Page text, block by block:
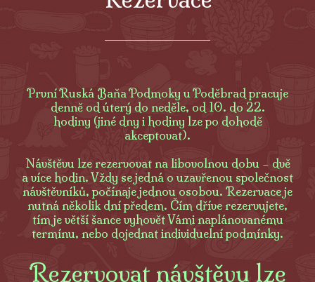
První Ruská Baňa Podmoky u Poděbrad pracuje
denně od úterý do neděle, od 10. do 22.
hodiny (jiné dny i hodiny lze po dohodě
akceptovat).
Návštěvu lze rezervovat na libovolnou dobu – dvě
a více hodin. Vždy se jedná o uzavřenou společnost
návštěvníků, počínaje jednou osobou. Rezervace je
nutná několik dní předem. Čím dříve rezervujete,
tím je větší šance vyhovět Vámi naplánovanému
termínu, nebo dojednat individuelní podmínky.
Rezervovat návštěvu lze